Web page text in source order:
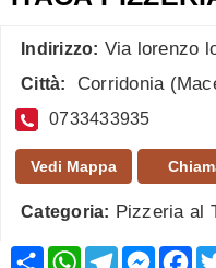
Indirizzo: Via lorenzo
Città: Corridonia (
0733433935
Vedi Mappa
Categoria: Pizzeria al
CondividiWhatsApp
Telegram